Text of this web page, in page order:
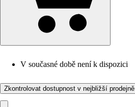
V současné době není k dispozici
Zkontrolovat dostupnost v nejbližší prodejně